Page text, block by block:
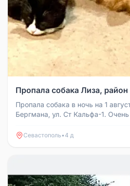
Пропала собака Лиза,
Пропала собака в ночь на 1
Бергмана, ул. Ст Кальфа-1. Очень
Севастополь•4 д